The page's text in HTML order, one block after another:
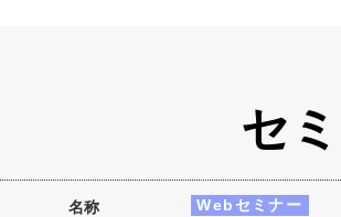
セ
名称 Webセミナー